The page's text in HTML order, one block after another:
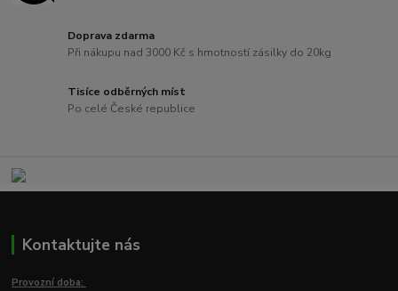
Doprava zdarma
Při nákupu nad 3000 Kč s hmotností zásilky do 20kg
Tisíce odběrných míst
Po celé České republice
Kontaktujte nás
Provozní doba: